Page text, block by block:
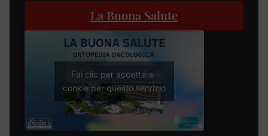
La Buona Salute
Fai clic per accettare i
cookie per questo servizio